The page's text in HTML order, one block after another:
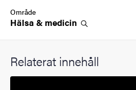
Område
Hälsa & medicin
Relaterat innehåll